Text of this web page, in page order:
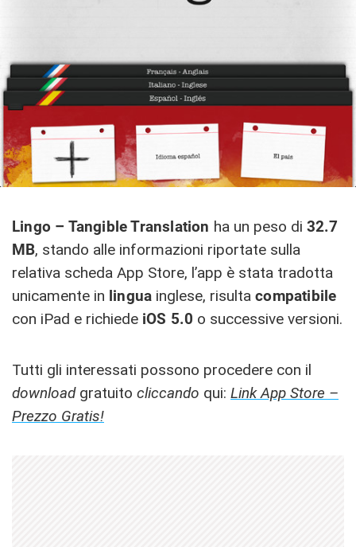
Lingo – Tangible Translation ha un peso di 32.7
MB, stando alle informazioni riportate sulla
relativa scheda App Store, l’app è stata tradotta
unicamente in lingua inglese, risultacompatibile
con iPad e richiede iOS 5.0 o successive versioni.
Tutti gli interessati possono procedere con il
downloadgratuito cliccando qui: Link App Store –
Prezzo Gratis!